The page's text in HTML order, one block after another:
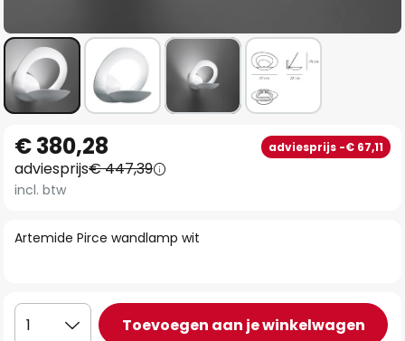
naar
het
begin
de
Artemide Pirce wandlamp wit
€ 380,28 adviesprijs -€ 67,11
adviesprijs€ 447,39
incl. btw
1 Toevoegen aan je winkelwagen